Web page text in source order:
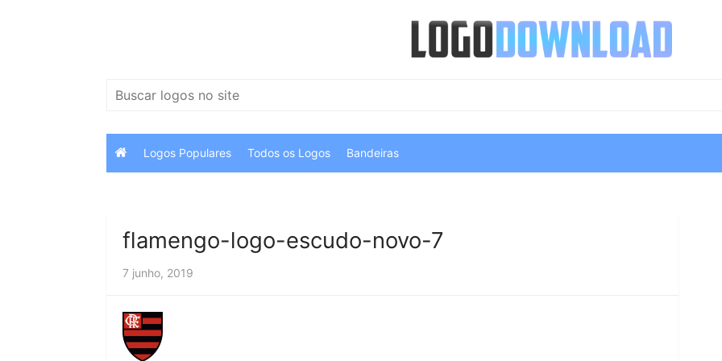
Pesquisar
Logos Populares Todos os Logos Bandeiras
flamengo-logo-escudo-novo-7
7 junho, 2019